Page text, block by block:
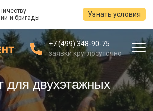
и бригады
Узнать условия
+7 (499) 348-90-75
заявки круглосуточно
для двухэтажных